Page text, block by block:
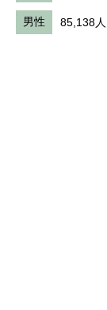
男性 85,138人